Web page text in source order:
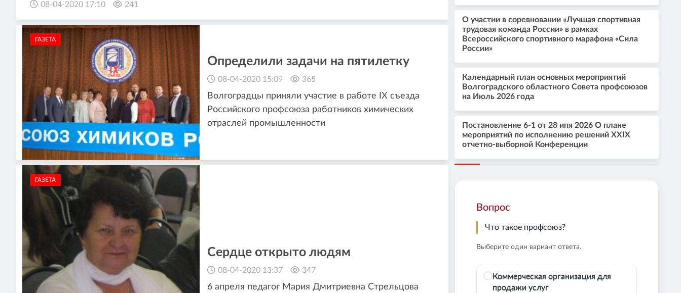
08-04-2020 17:10 241
ГАЗЕТА
Определили задачи на пятилетку
08-04-2020 15:09 365
Волгоградцы приняли участие в работе IX съезда
Российского профсоюза работников химических
отраслей промышленности
ГАЗЕТА
Сердце открыто людям
08-04-2020 13:37 347
6 апреля педагог Мария Дмитриевна Стрельцова
О участии в соревновании «Лучшая спортивная
трудовая команда России» в рамках
Всероссийского спортивного марафона «Сила
России»
Календарный план основных мероприятий
Волгоградского областного Совета профсоюзов
на Июль 2026 года
Постановление 6-1 от 28 ипя 2026 О плане
мероприятий по исполнению решений XXIX
отчетно-выборной Конференции
Вопрос
Что такое профсоюз?
Выберите один вариант ответа.
Коммерческая организация для
продажи услуг